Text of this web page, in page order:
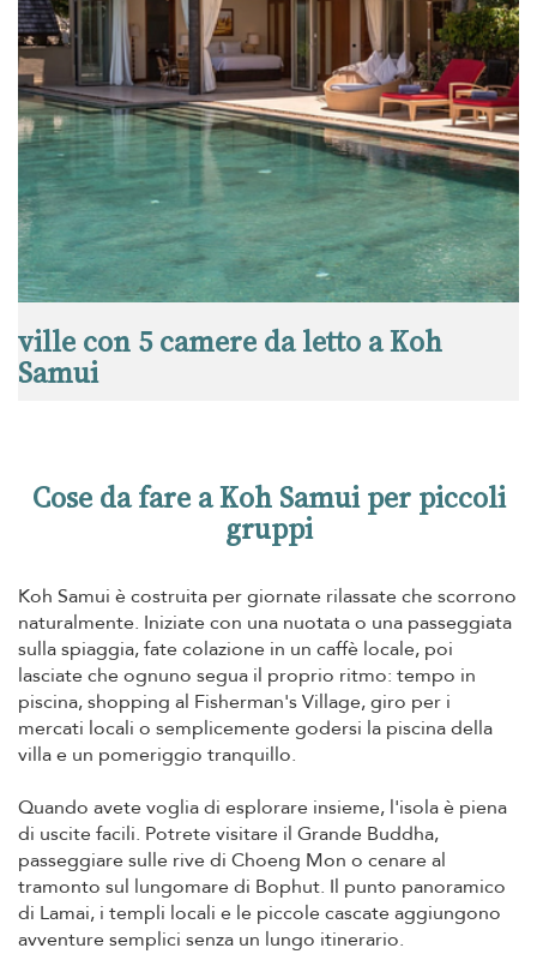
ville con 5 camere da letto a Koh
Samui
Cose da fare a Koh Samui per piccoli
gruppi
Koh Samui è costruita per giornate rilassate che scorrono
naturalmente. Iniziate con una nuotata o una passeggiata
sulla spiaggia, fate colazione in un caffè locale, poi
lasciate che ognuno segua il proprio ritmo: tempo in
piscina, shopping al Fisherman's Village, giro per i
mercati locali o semplicemente godersi la piscina della
villa e un pomeriggio tranquillo.
Quando avete voglia di esplorare insieme, l'isola è piena
di uscite facili. Potrete visitare il Grande Buddha,
passeggiare sulle rive di Choeng Mon o cenare al
tramonto sul lungomare di Bophut. Il punto panoramico
di Lamai, i templi locali e le piccole cascate aggiungono
avventure semplici senza un lungo itinerario.